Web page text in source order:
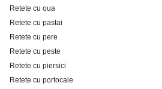
Retete cu oua
Retete cu pastai
Retete cu pere
Retete cu peste
Retete cu piersici
Retete cu portocale